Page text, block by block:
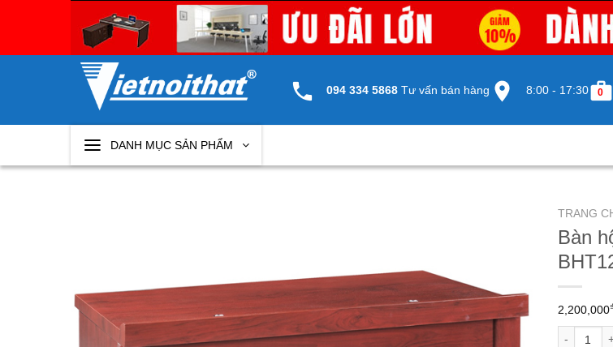
094 334 5868 Tư vấn bán hàng 8:00 - 17:30 0
DANH MỤC SẢN PHẨM
TRANG
Bàn
2,200,000₫
Bàn hội